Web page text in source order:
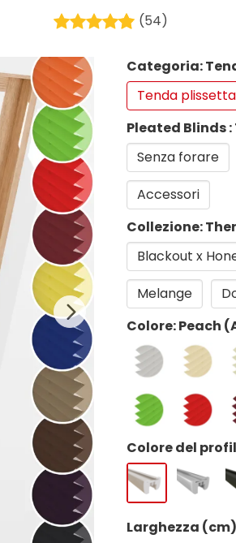
(54)
Categoria:
Tenda
Pleated Blinds
Senza forare
Accessori
Collezione:
Blackout x
Melange
Colore: Peach
Colore del
Larghezza (cm)